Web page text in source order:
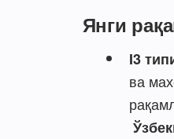
Янги
I3
ва